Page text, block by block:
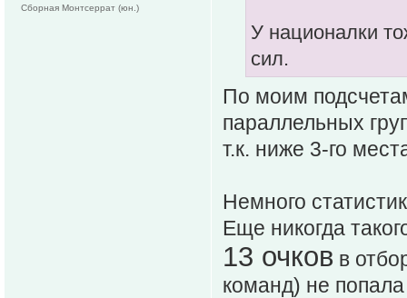
У националки
сил.
По моим
параллельных
т.к. ниже 3-го
Немного
Еще никогда
13 очков в
команд) не
Сборная Монтсеррат (юн.)